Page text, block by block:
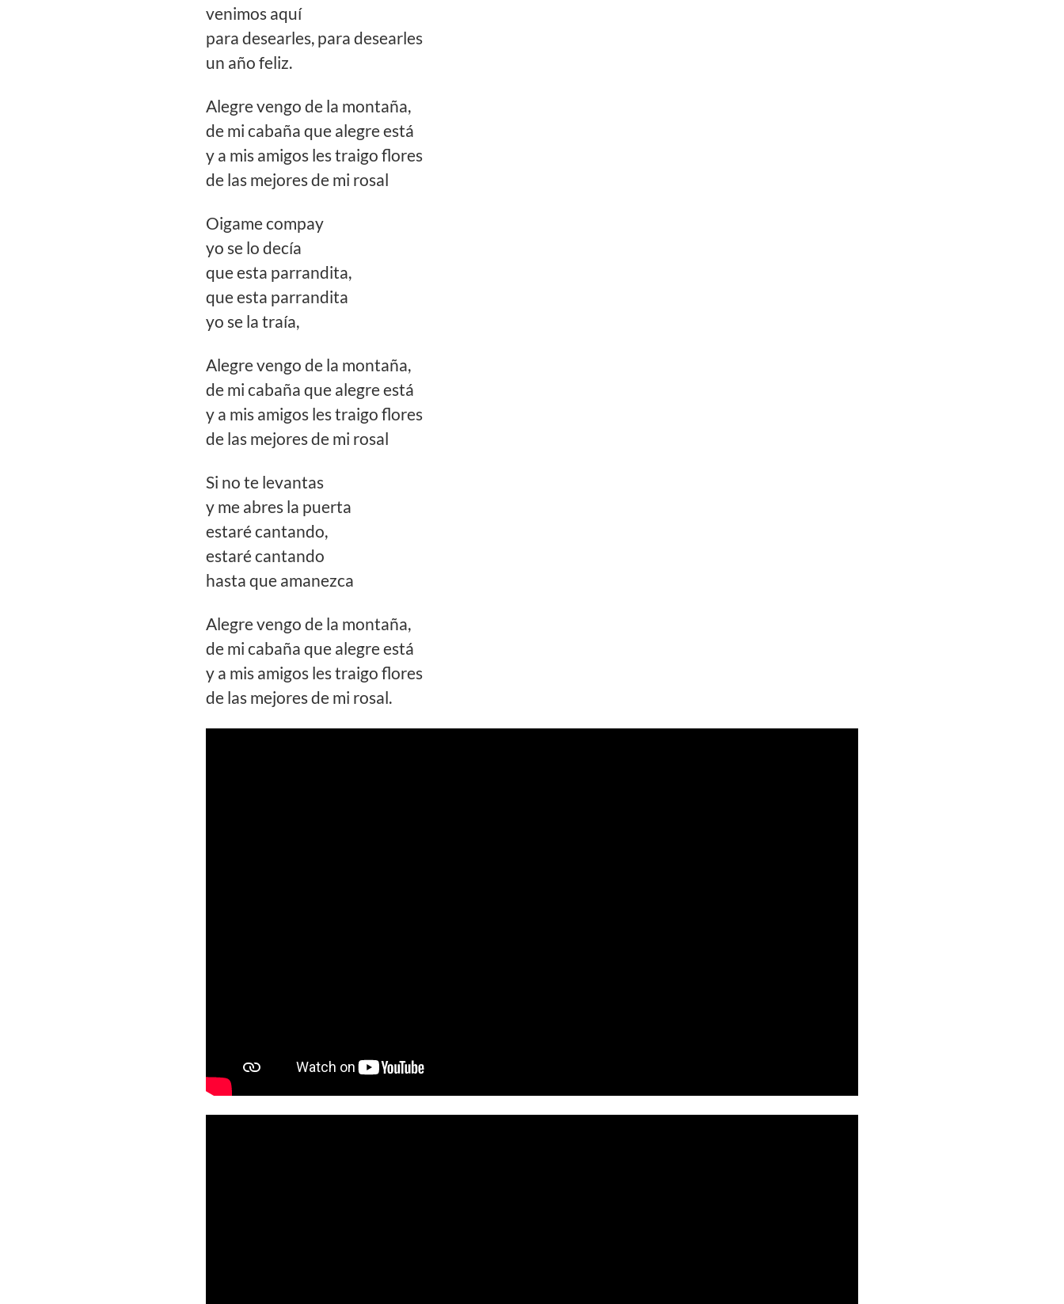
venimos aquí
para desearles, para desearles
un año feliz.
Alegre vengo de la montaña,
de mi cabaña que alegre está
y a mis amigos les traigo flores
de las mejores de mi rosal
Oigame compay
yo se lo decía
que esta parrandita,
que esta parrandita
yo se la traía,
Alegre vengo de la montaña,
de mi cabaña que alegre está
y a mis amigos les traigo flores
de las mejores de mi rosal
Si no te levantas
y me abres la puerta
estaré cantando,
estaré cantando
hasta que amanezca
Alegre vengo de la montaña,
de mi cabaña que alegre está
y a mis amigos les traigo flores
de las mejores de mi rosal.